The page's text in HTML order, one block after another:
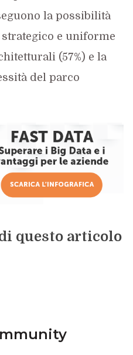
la possibilità
e uniforme
(57%) e la
del parco
questo articolo